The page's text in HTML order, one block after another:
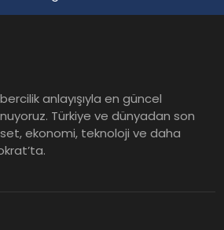
anlayışıyla en güncel
Türkiye ve dünyadan son
ekonomi, teknoloji ve daha